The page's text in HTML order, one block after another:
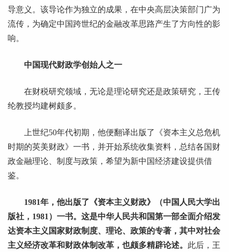
导意义。该导论作为独立的成果，在中央高层决策部门广为
流传，为确定中国跨世纪的金融改革思路产生了方向性的影
响。
中国现代财政学创始人之一
在财税研究领域，无论是理论研究还是政策研究，王传
纶教授均建树颇多。
上世纪50年代初期，他便翻译出版了《资本主义总危机
时期的英美财政》一书，并开始系统收集资料，总结各国财
政金融理论、制度与政策，希望为新中国经济建设提供借
鉴。
1981年，他出版了《资本主义财政》（中国人民大学出
版社，1981）一书。这是中华人民共和国第一部全面介绍发
达资本主义国家财政制度、理论、政策的专著，其中对社会
主义经济改革和财政体制改革，也颇多精辟论述。 此后，王